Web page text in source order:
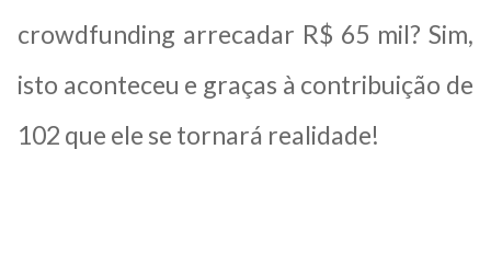
crowdfunding arrecadar R$ 65 mil? Sim,
isto aconteceu e graças à contribuição de
102 que ele se tornará realidade!